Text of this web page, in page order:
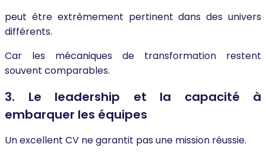
peut être extrêmement pertinent dans des univers
différents.
Car les mécaniques de transformation restent
souvent comparables.
3. Le leadership et la capacité à
embarquer les équipes
Un excellent CV ne garantit pas une mission réussie.